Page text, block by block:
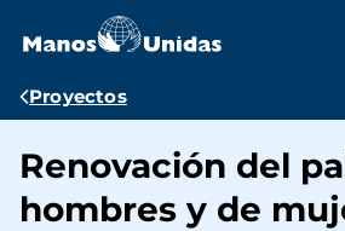
contenido
Ruta
navegación
Proyectos
Renovación del
hombres y de